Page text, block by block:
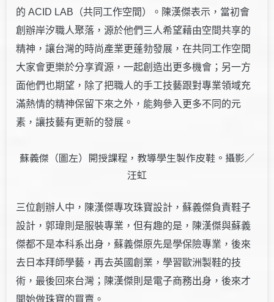
的 ACID LAB（共同工作空間）。陳漢傑表示，當初會
創辦岸汐職人聚落，源於他們三人希望藉由空間共享的
精神，讓台灣的時尚產業更蓬勃發展，在共同工作空間
大家會更樂於分享資源，一起創造出更多機會；另一方
面他們也期望，除了把職人的手工技藝跟對專業領域充
滿熱情的精神保留下來之外，能夠參入更多不同的元
素，讓技藝有更新的發展。
蘇義傑（圖左）開授課程，教導學生製作皮鞋。攝影／
汪虹
三位創辦人中，陳漢傑專攻珠寶設計，蘇義傑負責鞋子
設計，郭瑋則是服裝專業，但有趣的是，陳漢傑與蘇義
傑都不是本科系出身，蘇義傑原先是學保險專業，後來
去日本拜師學藝，再去英國創業，學習歐洲製鞋的技
術，最後回來台灣；陳漢傑則是電子商務出身，後來才
開始做珠寶的買賣。